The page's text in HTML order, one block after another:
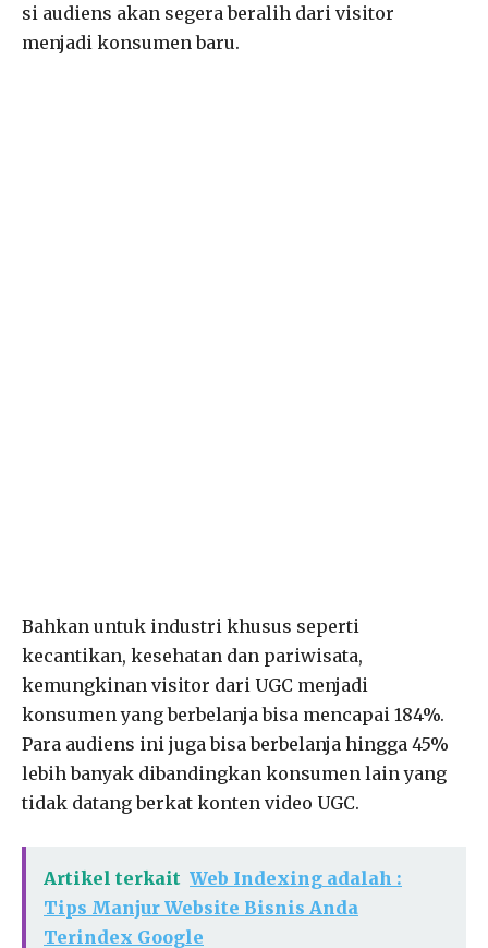
si audiens akan segera beralih dari visitor
menjadi konsumen baru.
Bahkan untuk industri khusus seperti
kecantikan, kesehatan dan pariwisata,
kemungkinan visitor dari UGC menjadi
konsumen yang berbelanja bisa mencapai 184%.
Para audiens ini juga bisa berbelanja hingga 45%
lebih banyak dibandingkan konsumen lain yang
tidak datang berkat konten video UGC.
Artikel terkait Web Indexing adalah :
Tips Manjur Website Bisnis Anda
Terindex Google